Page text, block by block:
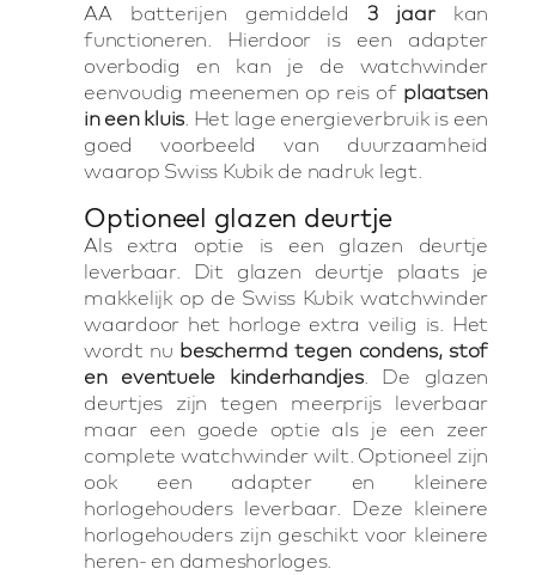
AA batterijen gemiddeld3 jaarkan
functioneren. Hierdoor is een adapter
overbodig en kan je de watchwinder
eenvoudig meenemen op reis of plaatsen
in een kluis . Het lage energieverbruik is een
goed voorbeeld van duurzaamheid
waarop Swiss Kubik de nadruk legt.
Optioneel glazen deurtje
Als extra optie is een glazen deurtje
leverbaar. Dit glazen deurtje plaats je
makkelijk op de Swiss Kubik watchwinder
waardoor het horloge extra veilig is. Het
wordt nu beschermd tegen condens, stof
en eventuele kinderhandjes. De glazen
deurtjes zijn tegen meerprijs leverbaar
maar een goede optie als je een zeer
complete watchwinder wilt. Optioneel zijn
ook een adapter en kleinere
horlogehouders leverbaar. Deze kleinere
horlogehouders zijn geschikt voor kleinere
heren- en dameshorloges.